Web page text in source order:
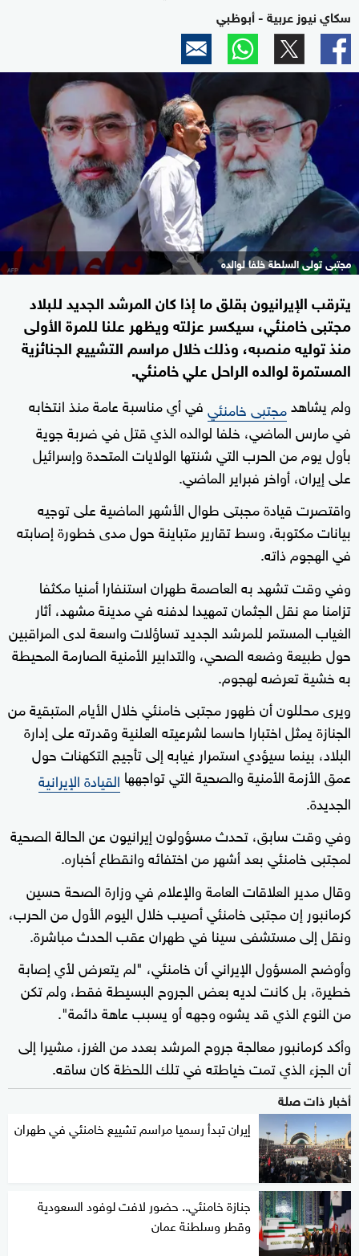
سكاي نيوز عربية - أبوظبي
مجتبى تولى السلطة خلفا لوالده
يترقب الإيرانيون بقلق ما إذا كان المرشد الجديد للبلاد
مجتبى خامنئي، سيكسر عزلته ويظهر علنا للمرة الأولى
منذ توليه منصبه، وذلك خلال مراسم التشييع الجنائزية
المستمرة لوالده الراحل علي خامنئي.
ولم يشاهدمجتبى خامنئيفي أي مناسبة عامة منذ انتخابه
في مارس الماضي، خلفا لوالده الذي قتل في ضربة جوية
بأول يوم من الحرب التي شنتها الولايات المتحدة وإسرائيل
على إيران، أواخر فبراير الماضي.
واقتصرت قيادة مجبتى طوال الأشهر الماضية على توجيه
بيانات مكتوبة، وسط تقارير متباينة حول مدى خطورة إصابته
في الهجوم ذاته.
وفي وقت تشهد به العاصمة طهران استنفارا أمنيا مكثفا
تزامنا مع نقل الجثمان تمهيدا لدفنه في مدينة مشهد، أثار
الغياب المستمر للمرشد الجديد تساؤلات واسعة لدى المراقبين
حول طبيعة وضعه الصحي، والتدابير الأمنية الصارمة المحيطة
به خشية تعرضه لهجوم.
ويرى محللون أن ظهور مجتبى خامنئي خلال الأيام المتبقية من
الجنازة يمثل اختبارا حاسما لشرعيته العلنية وقدرته على إدارة
البلاد، بينما سيؤدي استمرار غيابه إلى تأجيج التكهنات حول
عمق الأزمة الأمنية والصحية التي تواجهها القيادة الإيرانية
الجديدة.
وفي وقت سابق، تحدث مسؤولون إيرانيون عن الحالة الصحية
لمجتبى خامنئي بعد أشهر من اختفائه وانقطاع أخباره.
وقال مدير العلاقات العامة والإعلام في وزارة الصحة حسين
كرمانبور إن مجتبى خامنئي أصيب خلال اليوم الأول من الحرب،
ونقل إلى مستشفى سينا في طهران عقب الحدث مباشرة.
وأوضح المسؤول الإيراني أن خامنئي، "لم يتعرض لأي إصابة
خطيرة، بل كانت لديه بعض الجروح البسيطة فقط، ولم تكن
من النوع الذي قد يشوه وجهه أو يسبب عاهة دائمة".
وأكد كرمانبور معالجة جروح المرشد بعدد من الغرز، مشيرا إلى
أن الجزء الذي تمت خياطته في تلك اللحظة كان ساقه.
أخبار ذات صلة
إيران تبدأ رسميا مراسم تشييع خامنئي في طهران
جنازة خامنئي.. حضور لافت لوفود السعودية
وقطر وسلطنة عمان